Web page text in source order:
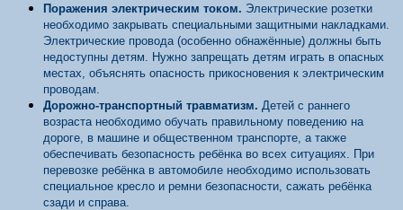
Поражения электрическим током. Электрические розетки
необходимо закрывать специальными защитными накладками.
Электрические провода (особенно обнажённые) должны быть
недоступны детям. Нужно запрещать детям играть в опасных
местах, объяснять опасность прикосновения к электрическим
проводам.
Дорожно-транспортный травматизм. Детей с раннего
возраста необходимо обучать правильному поведению на
дороге, в машине и общественном транспорте, а также
обеспечивать безопасность ребёнка во всех ситуациях. При
перевозке ребёнка в автомобиле необходимо использовать
специальное кресло и ремни безопасности, сажать ребёнка
сзади и справа.